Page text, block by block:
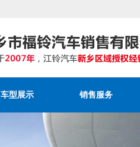
车型展示 销售服务